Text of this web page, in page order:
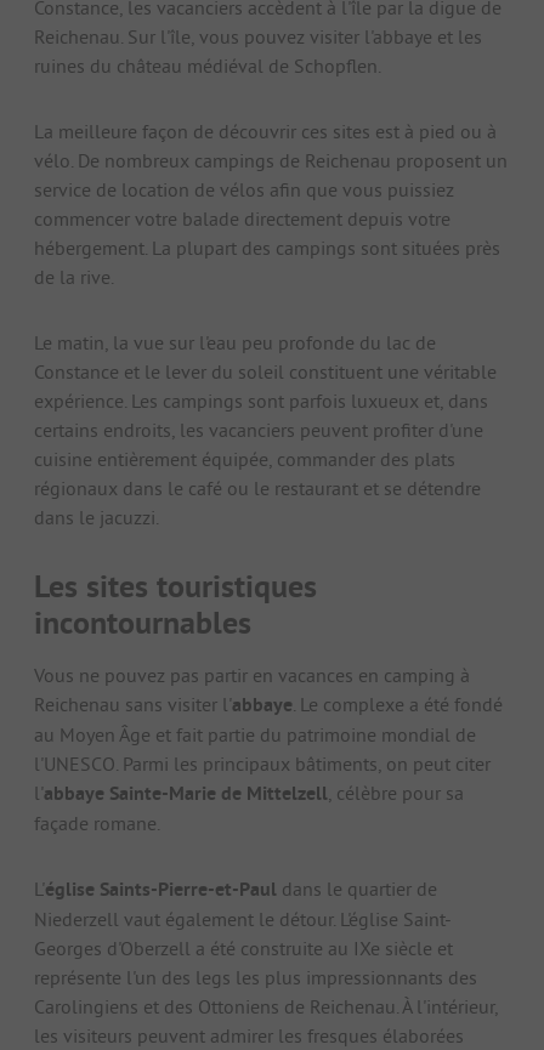
Constance, les vacanciers accèdent à l'île par la digue de
Reichenau. Sur l'île, vous pouvez visiter l'abbaye et les
ruines du château médiéval de Schopflen.
La meilleure façon de découvrir ces sites est à pied ou à
vélo. De nombreux campings de Reichenau proposent un
service de location de vélos afin que vous puissiez
commencer votre balade directement depuis votre
hébergement. La plupart des campings sont situées près
de la rive.
Le matin, la vue sur l'eau peu profonde du lac de
Constance et le lever du soleil constituent une véritable
expérience. Les campings sont parfois luxueux et, dans
certains endroits, les vacanciers peuvent profiter d'une
cuisine entièrement équipée, commander des plats
régionaux dans le café ou le restaurant et se détendre
dans le jacuzzi.
Les sites touristiques
incontournables
Vous ne pouvez pas partir en vacances en camping à
Reichenau sans visiter l' abbaye. Le complexe a été fondé
au Moyen Âge et fait partie du patrimoine mondial de
l'UNESCO. Parmi les principaux bâtiments, on peut citer
l' abbaye Sainte-Marie de Mittelzell, célèbre pour sa
façade romane.
L'église Saints-Pierre-et-Paul dans le quartier de
Niederzell vaut également le détour. L'église Saint-
Georges d'Oberzell a été construite au IXe siècle et
représente l'un des legs les plus impressionnants des
Carolingiens et des Ottoniens de Reichenau. À l'intérieur,
les visiteurs peuvent admirer les fresques élaborées